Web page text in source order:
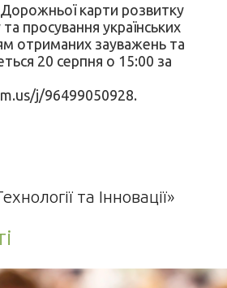
карти розвитку
просування українських
отриманих зауважень та
20 серпня о 15:00 за
j/96499050928.
та Інновації»